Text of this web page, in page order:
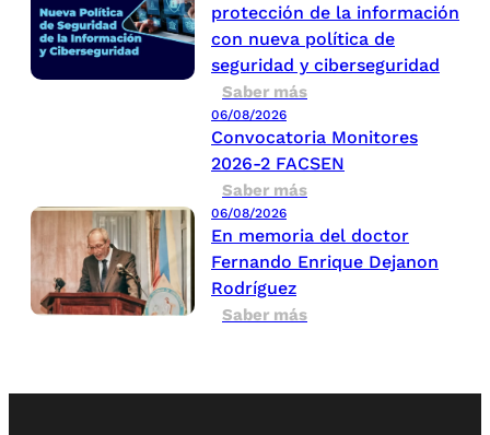
protección de la información
con nueva política de
seguridad y ciberseguridad
Saber más
06/08/2026
Convocatoria Monitores
2026-2 FACSEN
Saber más
06/08/2026
En memoria del doctor
Fernando Enrique Dejanon
Rodríguez
Saber más